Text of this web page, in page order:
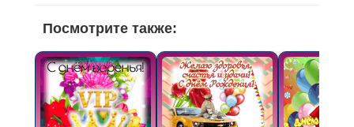
Посмотрите также: